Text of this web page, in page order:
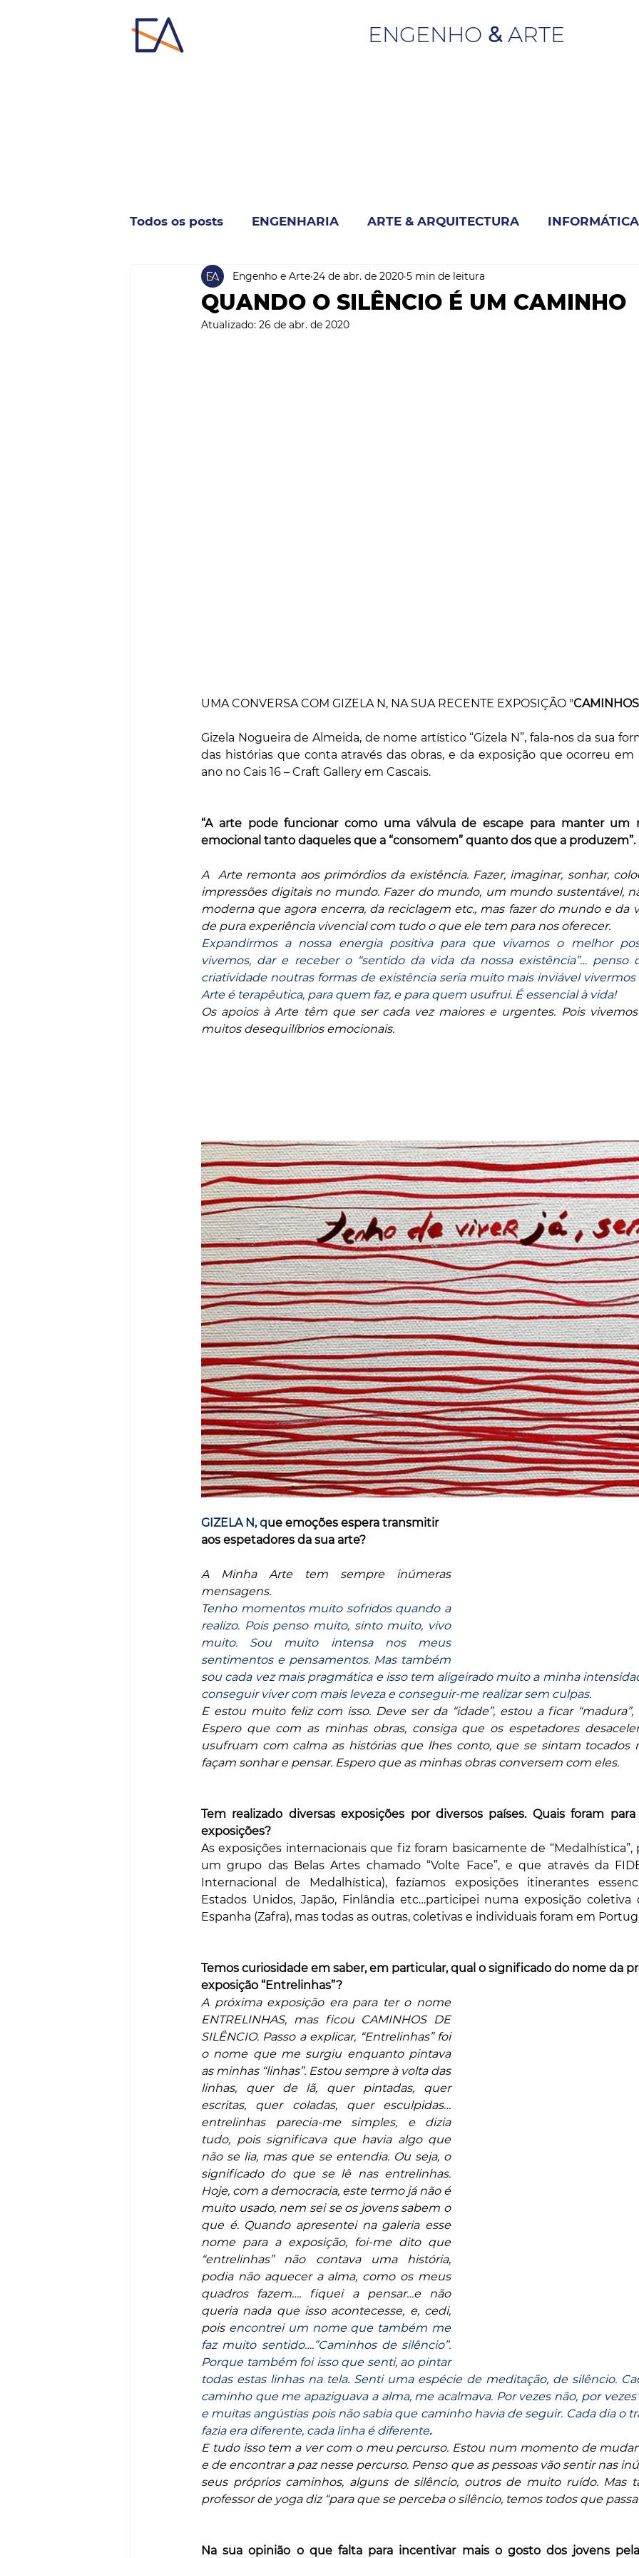
ENGENHO &ARTE
Todos os posts ENGENHARIA ARTE & ARQUITECTURA
INDUSTRIA & NEGÓCIO INOVAÇÃO & SUSTENTABILIDADE
QUANDO O SILÊNCIO É UM CAMINHO
Engenho e Arte 24 de abr. de 2020 5 min de leitura
Atualizado: 26 de abr. de 2020
UMA CONVERSA COM GIZELA N, NA SUA RECENTE EXPOSIÇÃO "
Gizela Nogueira de Almeida, de nome artístico “Gizela N”, fala-nos da sua
das histórias que conta através das obras, e da exposição que ocorreu em
ano no Cais 16 – Craft Gallery em Cascais.
“A arte pode funcionar como uma válvula de escape para manter um
emocional tanto daqueles que a “consomem” quanto dos que a produzem”.
A  Arte remonta aos primórdios da existência. Fazer, imaginar, sonhar,
impressões digitais no mundo. Fazer do mundo, um mundo sustentável,
moderna que agora encerra, da reciclagem etc., mas fazer do mundo e da
de pura experiência vivencial com tudo o que ele tem para nos oferecer.
Expandirmos a nossa energia positiva para que vivamos o melhor
vivemos, dar e receber o “sentido da vida da nossa existência”… penso
criatividade noutras formas de existência seria muito mais inviável vivermos
Arte é terapêutica, para quem faz, e para quem usufrui. É essencial à vida!
Os apoios à Arte têm que ser cada vez maiores e urgentes. Pois
muitos desequilíbrios emocionais.
GIZELA N, que emoções espera transmitir
aos espetadores da sua arte?
A Minha Arte tem sempre inúmeras
mensagens.
Tenho momentos muito sofridos quando a
realizo. Pois penso muito, sinto muito, vivo
muito. Sou muito intensa nos meus
sentimentos e pensamentos. Mas também
sou cada vez mais pragmática e isso tem aligeirado muito a minha
conseguir viver com mais leveza e conseguir-me realizar sem culpas.
E estou muito feliz com isso. Deve ser da “idade”, estou a ficar
Espero que com as minhas obras, consiga que os espetadores
usufruam com calma as histórias que lhes conto, que se sintam tocados
façam sonhar e pensar. Espero que as minhas obras conversem com eles.
Tem realizado diversas exposições por diversos países. Quais foram
exposições?
As exposições internacionais que fiz foram basicamente de “Medalhística”,
um grupo das Belas Artes chamado “Volte Face”, e que através da
Internacional de Medalhística), fazíamos exposições itinerantes
Estados Unidos, Japão, Finlândia etc…participei numa exposição
Espanha (Zafra), mas todas as outras, coletivas e individuais foram em
Temos curiosidade em saber, em particular, qual o significado do nome da
exposição “Entrelinhas”?
A próxima exposição era para ter o nome
ENTRELINHAS, mas ficou CAMINHOS DE
SILÊNCIO. Passo a explicar, “Entrelinhas” foi
o nome que me surgiu enquanto pintava
as minhas “linhas”. Estou sempre à volta das
linhas, quer de lã, quer pintadas, quer
escritas, quer coladas, quer esculpidas…
entrelinhas parecia-me simples, e dizia
tudo, pois significava que havia algo que
não se lia, mas que se entendia. Ou seja, o
significado do que se lê nas entrelinhas.
Hoje, com a democracia, este termo já não é
muito usado, nem sei se os jovens sabem o
que é. Quando apresentei na galeria esse
nome para a exposição, foi-me dito que
“entrelinhas” não contava uma história,
podia não aquecer a alma, como os meus
quadros fazem…. fiquei a pensar…e não
queria nada que isso acontecesse, e, cedi,
pois encontrei um nome que também me
faz muito sentido….”Caminhos de silêncio”.
Porque também foi isso que senti, ao pintar
todas estas linhas na tela. Senti uma espécie de meditação, de silêncio.
caminho que me apaziguava a alma, me acalmava. Por vezes não, por
e muitas angústias pois não sabia que caminho havia de seguir. Cada dia o
fazia era diferente, cada linha é diferente.
E tudo isso tem a ver com o meu percurso. Estou num momento de
e de encontrar a paz nesse percurso. Penso que as pessoas vão sentir nas
seus próprios caminhos, alguns de silêncio, outros de muito ruído. Mas
professor de yoga diz “para que se perceba o silêncio, temos todos que
Na sua opinião o que falta para incentivar mais o gosto dos jovens